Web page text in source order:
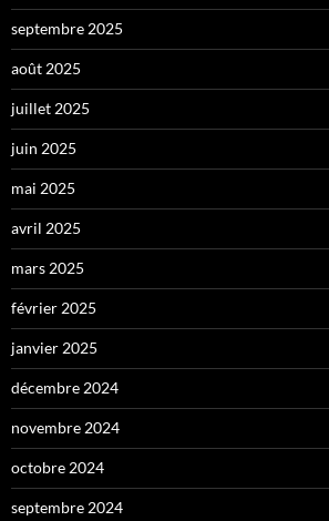
septembre 2025
août 2025
juillet 2025
juin 2025
mai 2025
avril 2025
mars 2025
février 2025
janvier 2025
décembre 2024
novembre 2024
octobre 2024
septembre 2024